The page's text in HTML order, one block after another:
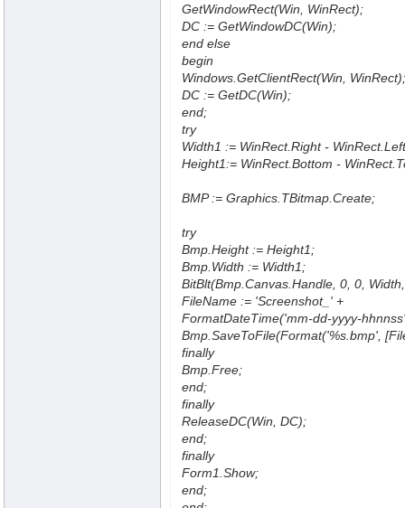
GetWindowRect(Win, WinRect);
DC := GetWindowDC(Win);
end else
begin
Windows.GetClientRect(Win, WinRect);
DC := GetDC(Win);
end;
try
Width1 := WinRect.Right -
Height1:= WinRect.Bottom -
BMP := Graphics.TBitmap.Create;
try
Bmp.Height := Height1;
Bmp.Width := Width1;
BitBlt(Bmp.Canvas.Handle, 0, 0,
FileName := 'Screenshot_' +
FormatDateTime('mm-dd-yyyy-
Bmp.SaveToFile(Format('%s.bmp',
finally
Bmp.Free;
end;
finally
ReleaseDC(Win, DC);
end;
finally
Form1.Show;
end;